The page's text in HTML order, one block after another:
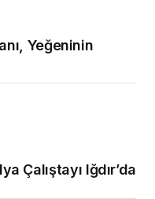
Yeğeninin
Çalıştayı Iğdır’da